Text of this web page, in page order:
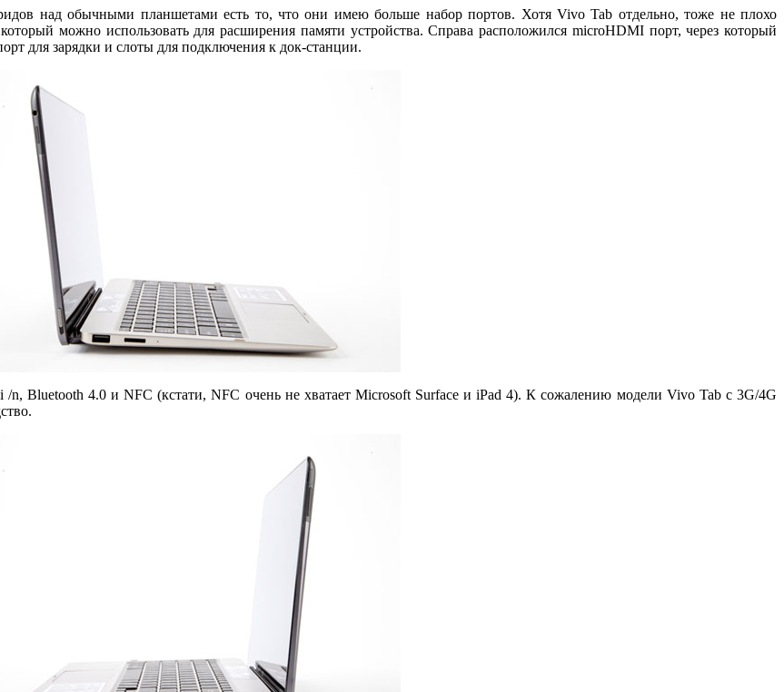
над обычными планшетами есть то, что они имею больше набор портов. Хотя Vivo Tab отдельно, тоже не плохо
можно использовать для расширения памяти устройства. Справа расположился microHDMI порт, через который
для зарядки и слоты для подключения к док-станции.
/n, Bluetooth 4.0 и NFC (кстати, NFC очень не хватает Microsoft Surface и iPad 4). К сожалению модели Vivo Tab с 3G/4G